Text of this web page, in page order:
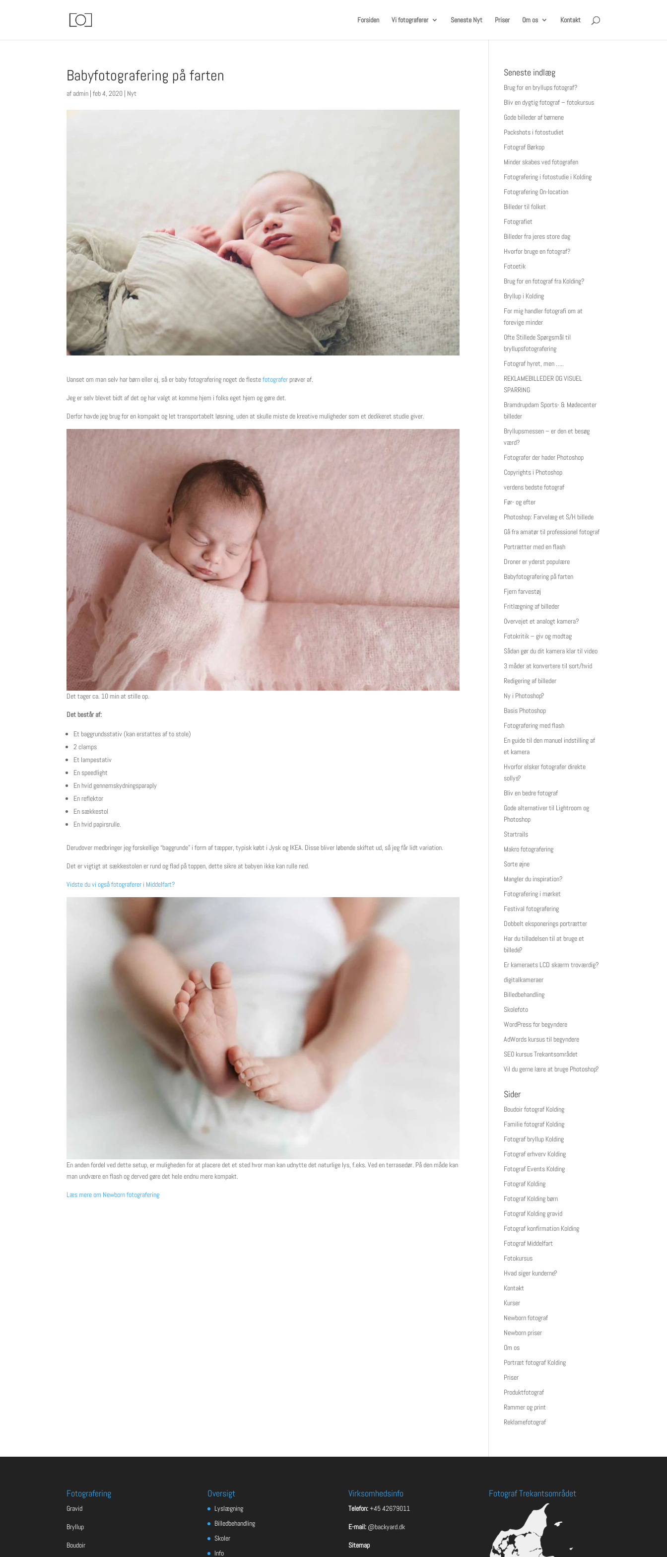
Forsiden Vi fotograferer Seneste Nyt Priser Om os Kontakt
Babyfotografering på farten
af admin |feb 4, 2020 | Nyt
Uanset om man selv har børn eller ej, så er baby fotografering noget de flestefotograferprøver af.
Jeg er selv blevet bidt af det og har valgt at komme hjem i folks eget hjem og gøre det.
Derfor havde jeg brug for en kompakt og let transportabelt løsning, uden at skulle miste de kreative muligheder som et dedikeret studie giver.
Det tager ca. 10 min at stille op.
Det består af:
Et baggrundsstativ (kan erstattes af to stole)
2 clamps
Et lampestativ
En speedlight
En hvid gennemskydningsparaply
En reflektor
En sækkestol
En hvid papirsrulle.
Derudover medbringer jeg forskellige “baggrunde” i form af tæpper, typisk købt i Jysk og IKEA. Disse bliver løbende skiftet ud, så jeg får lidt variation.
Det er vigtigt at sækkestolen er rund og flad på toppen, dette sikre at babyen ikke kan rulle ned.
Vidste du vi også fotograferer i Middelfart?
En anden fordel ved dette setup, er muligheden for at placere det et sted hvor man kan udnytte det naturlige lys, f.eks. Ved en terrasedør. På den måde kan
man undvære en flash og derved gøre det hele endnu mere kompakt.
Læs mere om Newborn fotografering
Seneste indlæg
Brug for en bryllups fotograf?
Bliv en dygtig fotograf – fotokursus
Gode billeder af børnene
Packshots i fotostudiet
Fotograf Børkop
Minder skabes ved fotografen
Fotografering i fotostudie i Kolding
Fotografering On-location
Billeder til folket
Fotografiet
Billeder fra jeres store dag
Hvorfor bruge en fotograf?
Fotoetik
Brug for en fotograf fra Kolding?
Bryllup i Kolding
For mig handler fotografi om at
forevige minder
Ofte Stillede Spørgsmål til
bryllupsfotografering
Fotograf hyret, men …..
REKLAMEBILLEDER OG VISUEL
SPARRING
Bramdrupdam Sports- & Mødecenter
billeder
Bryllupsmessen – er den et besøg
værd?
Fotografer der hader Photoshop
Copyrights i Photoshop
verdens bedste fotograf
Før- og efter
Photoshop: Farvelæg et S/H billede
Gå fra amatør til professionel fotograf
Portrætter med en flash
Droner er yderst populære
Babyfotografering på farten
Fjern farvestøj
Fritlægning af billeder
Overvejet et analogt kamera?
Fotokritik – giv og modtag
Sådan gør du dit kamera klar til video
3 måder at konvertere til sort/hvid
Redigering af billeder
Ny i Photoshop?
Basis Photoshop
Fotografering med flash
En guide til den manuel indstilling af
et kamera
Hvorfor elsker fotografer direkte
sollys?
Bliv en bedre fotograf
Gode alternativer til Lightroom og
Photoshop
Startrails
Makro fotografering
Sorte øjne
Mangler du inspiration?
Fotografering i mørket
Festival fotografering
Dobbelt eksponerings portrætter
Har du tilladelsen til at bruge et
billede?
Er kameraets LCD skærm troværdig?
digitalkameraer
Billedbehandling
Skolefoto
WordPress for begyndere
AdWords kursus til begyndere
SEO kursus Trekantsområdet
Vil du gerne lære at bruge Photoshop?
Sider
Boudoir fotograf Kolding
Familie fotograf Kolding
Fotograf bryllup Kolding
Fotograf erhverv Kolding
Fotograf Events Kolding
Fotograf Kolding
Fotograf Kolding børn
Fotograf Kolding gravid
Fotograf konfirmation Kolding
Fotograf Middelfart
Fotokursus
Hvad siger kunderne?
Kontakt
Kurser
Newborn fotograf
Newborn priser
Om os
Portræt fotograf Kolding
Priser
Produktfotograf
Rammer og print
Reklamefotograf
Fotografering
Gravid
Bryllup
Boudoir
Oversigt
Lyslægning
Billedbehandling
Skoler
Info
Virksomhedsinfo
Telefon:+45 42679011
E-mail: @backyard.dk
Sitemap
Fotograf Trekantsområdet